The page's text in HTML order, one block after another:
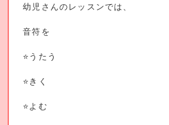
幼児さんのレッスンでは、
音符を
⭐️うたう
⭐️きく
⭐️よむ